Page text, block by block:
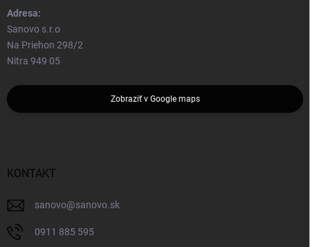
Adresa:
Sanovo s.r.o
Na Priehon 298/2
Nitra 949 05
Zobraziť v Google maps
KONTAKT
sanovo@sanovo.sk
0911 885 595